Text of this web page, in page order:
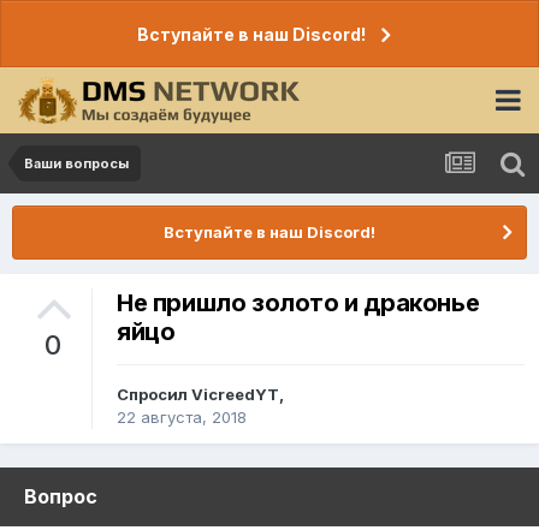
Вступайте в наш Discord!
Ваши вопросы
Вступайте в наш Discord!
0
Не пришло золото и драконье
яйцо
Спросил VicreedYT,
22 августа, 2018
Вопрос